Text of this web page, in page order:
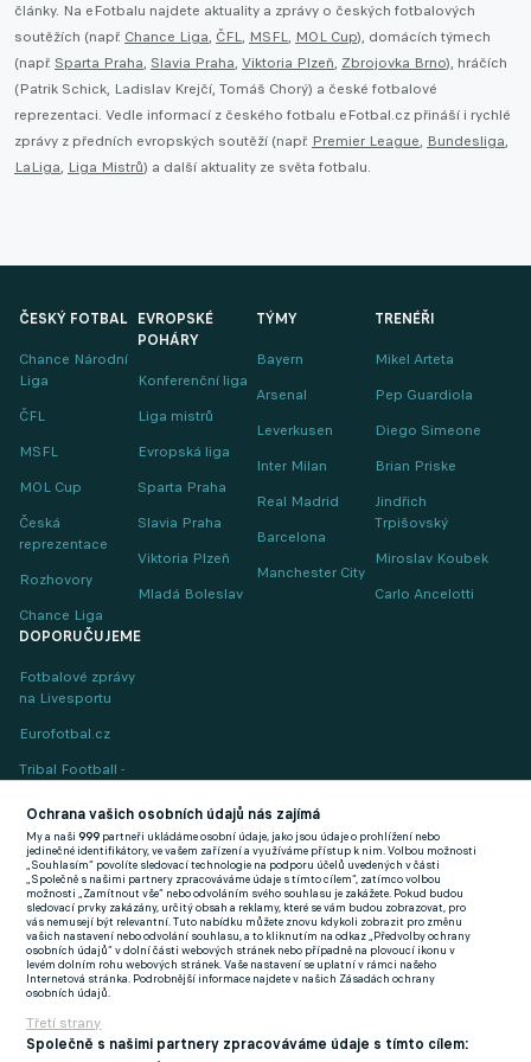
články. Na eFotbalu najdete aktuality a zprávy o českých fotbalových
soutěžích (např. Chance Liga, ČFL, MSFL, MOL Cup), domácích týmech
(např. Sparta Praha, Slavia Praha, Viktoria Plzeň, Zbrojovka Brno), hráčích
(Patrik Schick, Ladislav Krejčí, Tomáš Chorý) a české fotbalové
reprezentaci. Vedle informací z českého fotbalu eFotbal.cz přináší i rychlé
zprávy z předních evropských soutěží (např. Premier League, Bundesliga,
LaLiga, Liga Mistrů) a další aktuality ze světa fotbalu.
ČESKÝ FOTBAL
Chance Národní
Liga
ČFL
MSFL
MOL Cup
Česká
reprezentace
Rozhovory
Chance Liga
EVROPSKÉ
POHÁRY
Konferenční liga
Liga mistrů
Evropská liga
Sparta Praha
Slavia Praha
Viktoria Plzeň
Mladá Boleslav
TÝMY
Bayern
Arsenal
Leverkusen
Inter Milan
Real Madrid
Barcelona
Manchester City
TRENÉŘI
Mikel Arteta
Pep Guardiola
Diego Simeone
Brian Priske
Jindřich
Trpišovský
Miroslav Koubek
Carlo Ancelotti
DOPORUČUJEME
Fotbalové zprávy
na Livesportu
Eurofotbal.cz
Tribal Football -
(EN)
FlashFutbal (SK)
Tenisportal.cz
Tenisové zprávy
na Livesportu
Ochrana vašich osobních údajů nás zajímá
My a naši999 partneři ukládáme osobní údaje, jako jsou údaje o prohlížení nebo
jedinečné identifikátory, ve vašem zařízení a využíváme přístup k nim. Volbou možnosti
„Souhlasím“ povolíte sledovací technologie na podporu účelů uvedených v části
„Společně s našimi partnery zpracováváme údaje s tímto cílem“, zatímco volbou
možnosti „Zamítnout vše“ nebo odvoláním svého souhlasu je zakážete. Pokud budou
sledovací prvky zakázány, určitý obsah a reklamy, které se vám budou zobrazovat, pro
vás nemusejí být relevantní. Tuto nabídku můžete znovu kdykoli zobrazit pro změnu
vašich nastavení nebo odvolání souhlasu, a to kliknutím na odkaz „Předvolby ochrany
osobních údajů“ v dolní části webových stránek nebo případně na plovoucí ikonu v
levém dolním rohu webových stránek. Vaše nastavení se uplatní v rámci našeho
Internetová stránka. Podrobnější informace najdete v našich Zásadách ochrany
osobních údajů.
Třetí strany
Společně s našimi partnery zpracováváme údaje s tímto cílem: